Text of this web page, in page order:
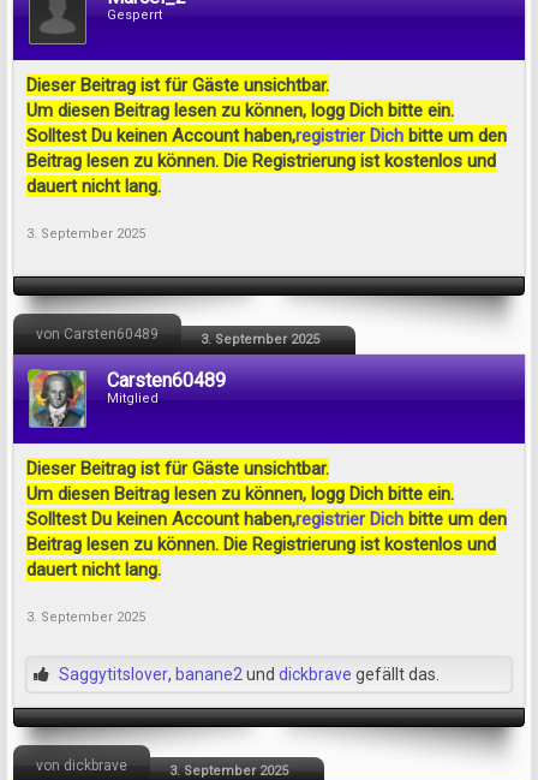
Gesperrt
Dieser Beitrag ist für Gäste unsichtbar.
Um diesen Beitrag lesen zu können, logg Dich bitte ein.
Solltest Du keinen Account haben,registrier Dich bitte um den
Beitrag lesen zu können. Die Registrierung ist kostenlos und
dauert nicht lang.
3. September 2025
von Carsten60489 3. September 2025
Carsten60489
Mitglied
Dieser Beitrag ist für Gäste unsichtbar.
Um diesen Beitrag lesen zu können, logg Dich bitte ein.
Solltest Du keinen Account haben,registrier Dich bitte um den
Beitrag lesen zu können. Die Registrierung ist kostenlos und
dauert nicht lang.
3. September 2025
Saggytitslover, banane2 und dickbrave gefällt das.
von dickbrave 3. September 2025